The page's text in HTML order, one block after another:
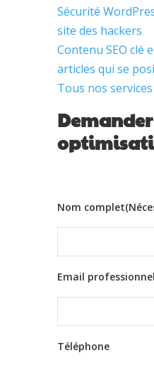
Sécurité
site des hackers
Contenu SEO clé
articles qui se
Tous nos services
Nom complet
Email professionnel
Téléphone